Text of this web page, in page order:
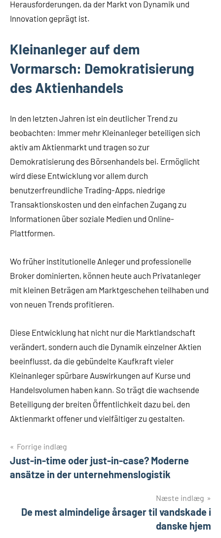
Herausforderungen, da der Markt von Dynamik und
Innovation geprägt ist.
Kleinanleger auf dem
Vormarsch: Demokratisierung
des Aktienhandels
In den letzten Jahren ist ein deutlicher Trend zu
beobachten: Immer mehr Kleinanleger beteiligen sich
aktiv am Aktienmarkt und tragen so zur
Demokratisierung des Börsenhandels bei. Ermöglicht
wird diese Entwicklung vor allem durch
benutzerfreundliche Trading-Apps, niedrige
Transaktionskosten und den einfachen Zugang zu
Informationen über soziale Medien und Online-
Plattformen.
Wo früher institutionelle Anleger und professionelle
Broker dominierten, können heute auch Privatanleger
mit kleinen Beträgen am Marktgeschehen teilhaben und
von neuen Trends profitieren.
Diese Entwicklung hat nicht nur die Marktlandschaft
verändert, sondern auch die Dynamik einzelner Aktien
beeinflusst, da die gebündelte Kaufkraft vieler
Kleinanleger spürbare Auswirkungen auf Kurse und
Handelsvolumen haben kann. So trägt die wachsende
Beteiligung der breiten Öffentlichkeit dazu bei, den
Aktienmarkt offener und vielfältiger zu gestalten.
Indlægsnavigation
Forrige indlæg
Just-in-time oder just-in-case? Moderne
ansätze in der unternehmenslogistik
Næste indlæg
De mest almindelige årsager til vandskade i
danske hjem